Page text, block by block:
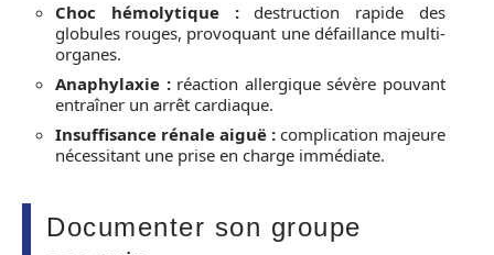
Choc hémolytique :destruction rapide des
globules rouges, provoquant une défaillance multi-
organes.
Anaphylaxie :réaction allergique sévère pouvant
entraîner un arrêt cardiaque.
Insuffisance rénale aiguë : complication majeure
nécessitant une prise en charge immédiate.
Documenter son groupe